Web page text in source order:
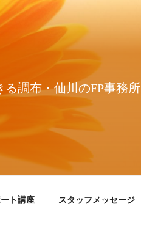
調布・仙川のFP事務所
ト講座 スタッフメッセージ